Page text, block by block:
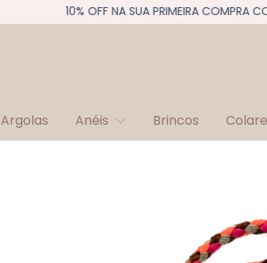
10% OFF NA SUA PRIMEIRA COMPRA COM
Argolas Anéis Brincos